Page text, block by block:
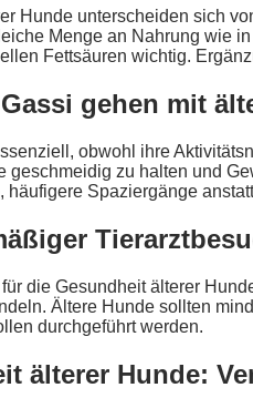
Hunde unterscheiden sich
Menge an Nahrung wie
Fettsäuren wichtig.
gehen mit
obwohl ihre
geschmeidig zu halten und
Spaziergänge
die Gesundheit älterer
Ältere Hunde sollten
durchgeführt werden.
älterer Hunde: